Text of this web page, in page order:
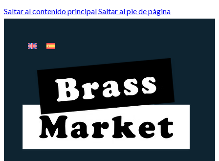
Saltar al contenido principalSaltar al pie de página